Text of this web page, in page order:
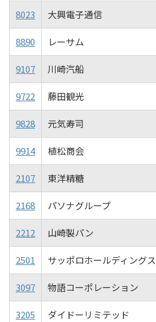
8023 大興電子通信
8890 レーサム
9107 川崎汽船
9722 藤田観光
9828 元気寿司
9914 植松商会
2107 東洋精糖
2168 パソナグループ
2212 山崎製パン
2501 サッポロホールディングス
3097 物語コーポレーション
3205 ダイドーリミテッド